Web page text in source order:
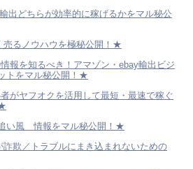
出どちらが効率的に稼げるかをマル秘公
るノウハウを極秘公開！★
報を知るべき！アマゾン・ebay輸出ビジ
トをマル秘公開！★
がヤフオクを活用して最短・最速で稼ぐ
い風 情報をマル秘公開！★
欺／トラブルにまき込まれないための